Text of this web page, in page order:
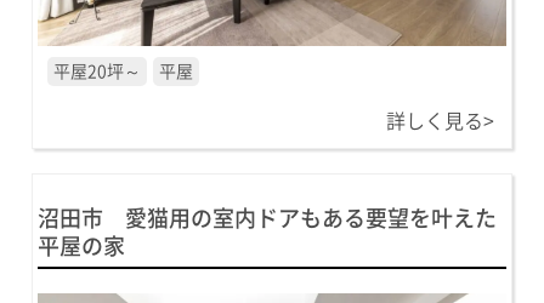
平屋20坪～ 平屋
詳しく見る>
沼田市 愛猫用の室内ドアもある要望を叶えた
平屋の家